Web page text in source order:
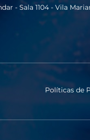
- Sala 1104 - Vila
Políticas de